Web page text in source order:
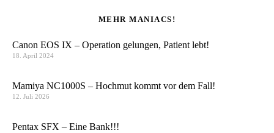
MEHR MANIACS!
Canon EOS IX – Operation gelungen, Patient lebt!
18. April 2024
Mamiya NC1000S – Hochmut kommt vor dem Fall!
12. Juli 2026
Pentax SFX – Eine Bank!!!